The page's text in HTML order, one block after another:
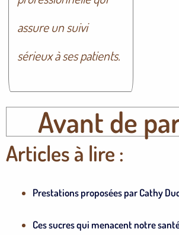
assure un suivi
sérieux à ses patients.
Avant de
Articles à lire :
Prestations proposées par Cathy
Ces sucres qui menacent notre